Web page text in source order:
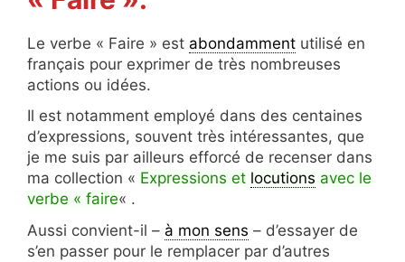
Le verbe « Faire » est abondamment utilisé en
français pour exprimer de très nombreuses
actions ou idées.
Il est notamment employé dans des centaines
d’expressions, souvent très intéressantes, que
je me suis par ailleurs efforcé de recenser dans
ma collection « Expressions et locutions avec le
verbe « faire« .
Aussi convient-il – à mon sens – d’essayer de
s’en passer pour le remplacer par d’autres